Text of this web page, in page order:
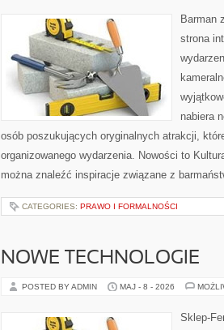
Barman
strona
nabiera
osób poszukujących oryginalnych atrakcji,
organizowanego wydarzenia. Nowości to
można znaleźć inspiracje związane z
CATEGORIES: PRAWO I FORMALNOŚCI
NOWE TECHNOLOGIE
POSTED BY ADMIN MAJ - 8 - 2026
Sklep-